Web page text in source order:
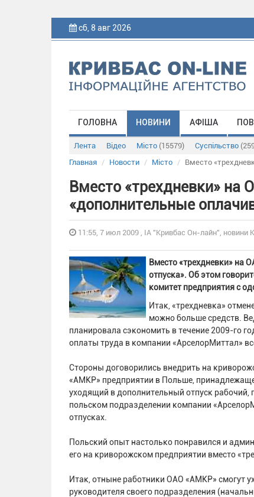
сб, 8 авг 2026
ГОЛОВНА НОВИНИ АФІША
Лента Відео Місто (15579) Суспільство
Главная
Новости Місто Вместо
Вместо «трехдневки» на
«дополнительные
11:55, 7 июл 2009 , ІА "Кривбас Он-лайн", новини
Вместо «трехдневки» на
отпуска». Об этом
комитет предприятия с
Итак, «трехдневка»
можно больше средств.
планировала сэкономить в течение 2009-го
оплаты труда в компании «АрселорМиттал»
Стороны договорились внедрить на
«АМКР» предприятии в Польше,
уходящий в дополнительный отпуск
польском подразделении компании
отпусках.
Польский опыт настолько понравился и
его на криворожском предприятии вместо
Итак, отныне работники ОАО «АМКР» смогут
руководителя своего подразделения